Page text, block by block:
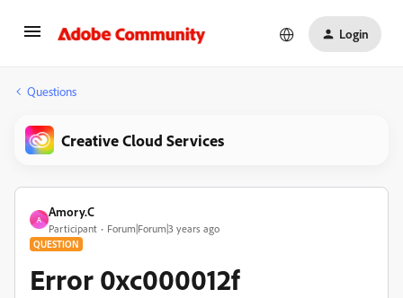
Login
Questions
Creative Cloud Services
A
Amory.C
Participant Forum|Forum|3 years ago
QUESTION
Error 0xc000012f